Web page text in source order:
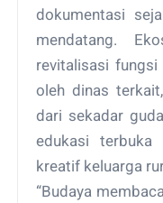
dokumentasi
mendatang.
revitalisasi fungsi
oleh dinas
dari sekadar
edukasi terbuka
kreatif keluarga
“Budaya